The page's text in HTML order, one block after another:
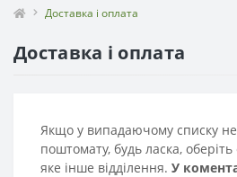
Доставка і оплата
Доставка і оплата
Якщо у випадаючому списку
поштомату, будь ласка, оберіть
яке інше відділення. У